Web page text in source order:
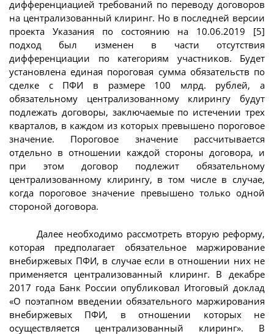
дифференциацией требований по переводу договоров
на централизованный клиринг. Но в последней версии
проекта Указания по состоянию на 10.06.2019 [5]
подход был изменен в части отсутствия
дифференциации по категориям участников. Будет
установлена единая пороговая сумма обязательств по
сделке с ПФИ в размере 100 млрд. рублей, а
обязательному централизованному клирингу будут
подлежать договоры, заключаемые по истечении трех
кварталов, в каждом из которых превышено пороговое
значение. Пороговое значение рассчитывается
отдельно в отношении каждой стороны договора, и
при этом договор подлежит обязательному
централизованному клирингу, в том числе в случае,
когда пороговое значение превышено только одной
стороной договора.
Далее необходимо рассмотреть вторую реформу,
которая предполагает обязательное маржирование
внебиржевых ПФИ, в случае если в отношении них не
применяется централизованный клиринг. В декабре
2017 года Банк России опубликовал Итоговый доклад
«О поэтапном введении обязательного маржирования
внебиржевых ПФИ, в отношении которых не
осуществляется централизованный клиринг». В